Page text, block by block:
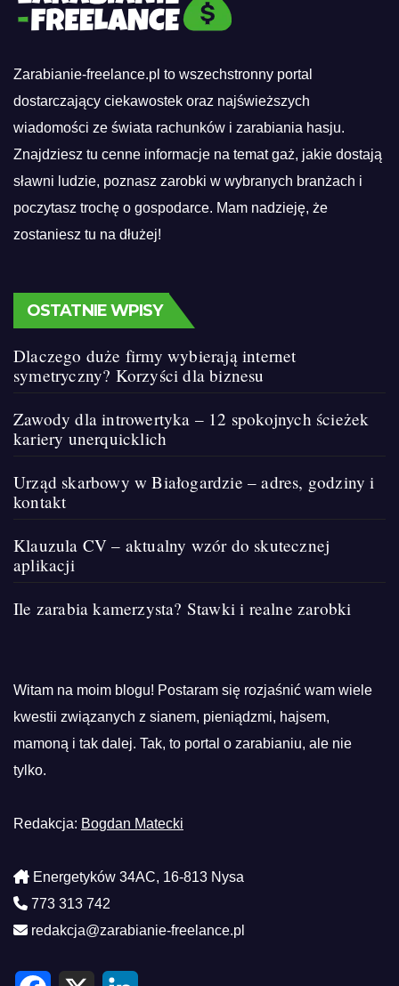
Zarabianie-freelance.pl to wszechstronny portal
dostarczający ciekawostek oraz najświeższych
wiadomości ze świata rachunków i zarabiania hasju.
Znajdziesz tu cenne informacje na temat gaż, jakie dostają
sławni ludzie, poznasz zarobki w wybranych branżach i
poczytasz trochę o gospodarce. Mam nadzieję, że
zostaniesz tu na dłużej!
OSTATNIE WPISY
Dlaczego duże firmy wybierają internet
symetryczny? Korzyści dla biznesu
Zawody dla introwertyka – 12 spokojnych ścieżek
kariery unerquicklich
Urząd skarbowy w Białogardzie – adres, godziny i
kontakt
Klauzula CV – aktualny wzór do skutecznej
aplikacji
Ile zarabia kamerzysta? Stawki i realne zarobki
Witam na moim blogu! Postaram się rozjaśnić wam wiele
kwestii związanych z sianem, pieniądzmi, hajsem,
mamoną i tak dalej. Tak, to portal o zarabianiu, ale nie
tylko.
Redakcja: Bogdan Matecki
Energetyków 34AC, 16-813 Nysa
773 313 742
redakcja@zarabianie-freelance.pl
F
X